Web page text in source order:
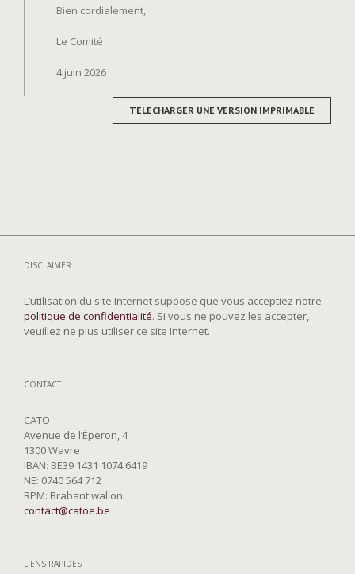
Bien cordialement,
Le Comité
4 juin 2026
TELECHARGER UNE VERSION IMPRIMABLE
DISCLAIMER
L’utilisation du site Internet suppose que vous acceptiez notre
politique de confidentialité. Si vous ne pouvez les accepter,
veuillez ne plus utiliser ce site Internet.
CONTACT
CATO
Avenue de l’Éperon, 4
1300 Wavre
IBAN: BE39 1431 1074 6419
NE: 0740 564 712
RPM: Brabant wallon
contact@catoe.be
LIENS RAPIDES